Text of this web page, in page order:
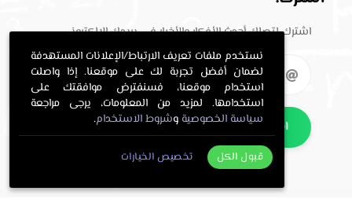
اشترك لتصلك أحدث الأفكار والأخبار في بريدك الإلكتروني.
اشترك
نستخدم ملفات تعريف الارتباط/الإعلانات المستهدفة
لضمان أفضل تجربة لك على موقعنا. إذا واصلت
استخدام موقعنا، فسنفترض موافقتك على
استخدامها. لمزيد من المعلومات، يرجى مراجعة
سياسة الخصوصية وشروط الاستخدام.
قبول الكل تخصيص الخيارات